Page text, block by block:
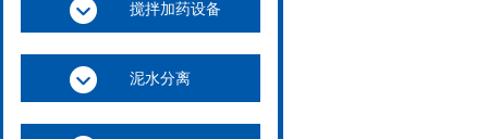
搅拌加药设备
泥水分离